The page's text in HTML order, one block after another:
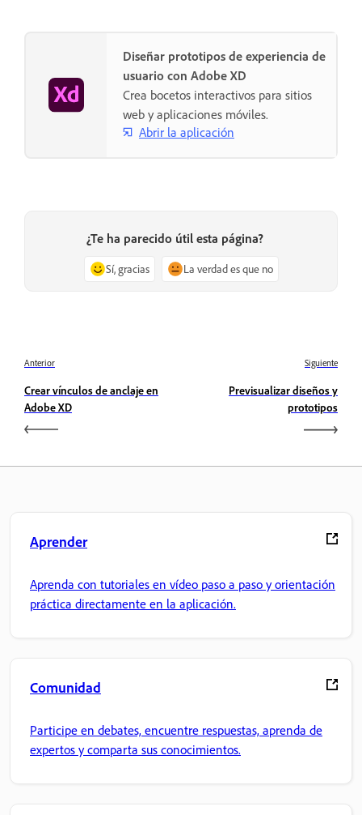
Diseñar prototipos de experiencia de
usuario con Adobe XD
Crea bocetos interactivos para sitios
web y aplicaciones móviles.
Abrir la aplicación
¿Te ha parecido útil esta página?
Sí, gracias La verdad es que no
Anterior
Crear vínculos de anclaje en
Adobe XD
Siguiente
Previsualizar diseños y
prototipos
Aprender
Aprenda con tutoriales en vídeo paso a paso y orientación
práctica directamente en la aplicación.
Comunidad
Participe en debates, encuentre respuestas, aprenda de
expertos y comparta sus conocimientos.